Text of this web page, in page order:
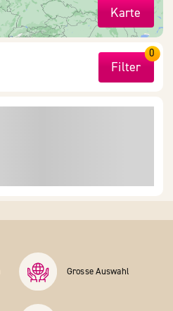
Karte
Filter
0
Grosse Auswahl